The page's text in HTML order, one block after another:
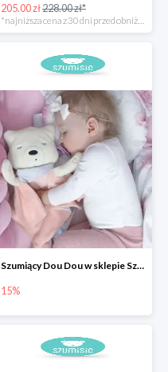
205.00 zł228.00 zł*
Szumiący Dou Dou w sklepie Szumisie -15%
15%